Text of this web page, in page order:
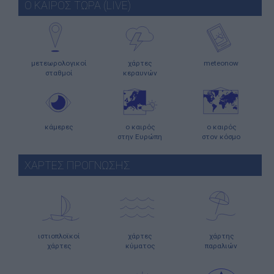
Ο ΚΑΙΡΟΣ ΤΩΡΑ (LIVE)
μετεωρολογικοί
σταθμοί
χάρτες
κεραυνών
meteonow
κάμερες
ο καιρός
στην Ευρώπη
ο καιρός
στον κόσμο
ΧΑΡΤΕΣ ΠΡΟΓΝΩΣΗΣ
ιστιοπλοϊκοί
χάρτες
χάρτες
κύματος
χάρτης
παραλιών